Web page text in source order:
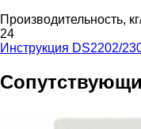
Производительность,
24
Инструкция DS2202/